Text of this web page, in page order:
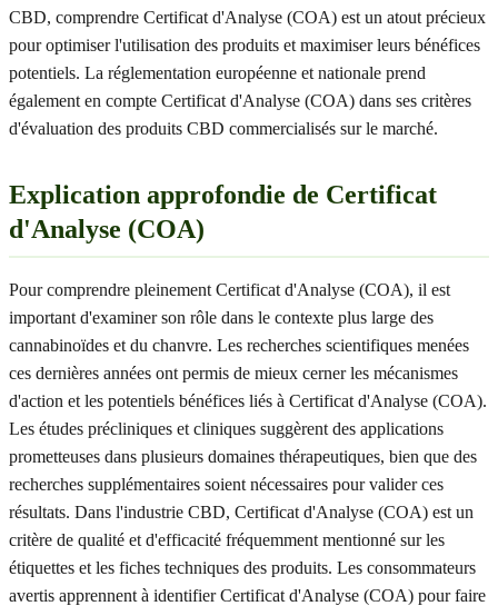
CBD, comprendre Certificat d'Analyse (COA) est un atout précieux
pour optimiser l'utilisation des produits et maximiser leurs bénéfices
potentiels. La réglementation européenne et nationale prend
également en compte Certificat d'Analyse (COA) dans ses critères
d'évaluation des produits CBD commercialisés sur le marché.
Explication approfondie de Certificat
d'Analyse (COA)
Pour comprendre pleinement Certificat d'Analyse (COA), il est
important d'examiner son rôle dans le contexte plus large des
cannabinoïdes et du chanvre. Les recherches scientifiques menées
ces dernières années ont permis de mieux cerner les mécanismes
d'action et les potentiels bénéfices liés à Certificat d'Analyse (COA).
Les études précliniques et cliniques suggèrent des applications
prometteuses dans plusieurs domaines thérapeutiques, bien que des
recherches supplémentaires soient nécessaires pour valider ces
résultats. Dans l'industrie CBD, Certificat d'Analyse (COA) est un
critère de qualité et d'efficacité fréquemment mentionné sur les
étiquettes et les fiches techniques des produits. Les consommateurs
avertis apprennent à identifier Certificat d'Analyse (COA) pour faire